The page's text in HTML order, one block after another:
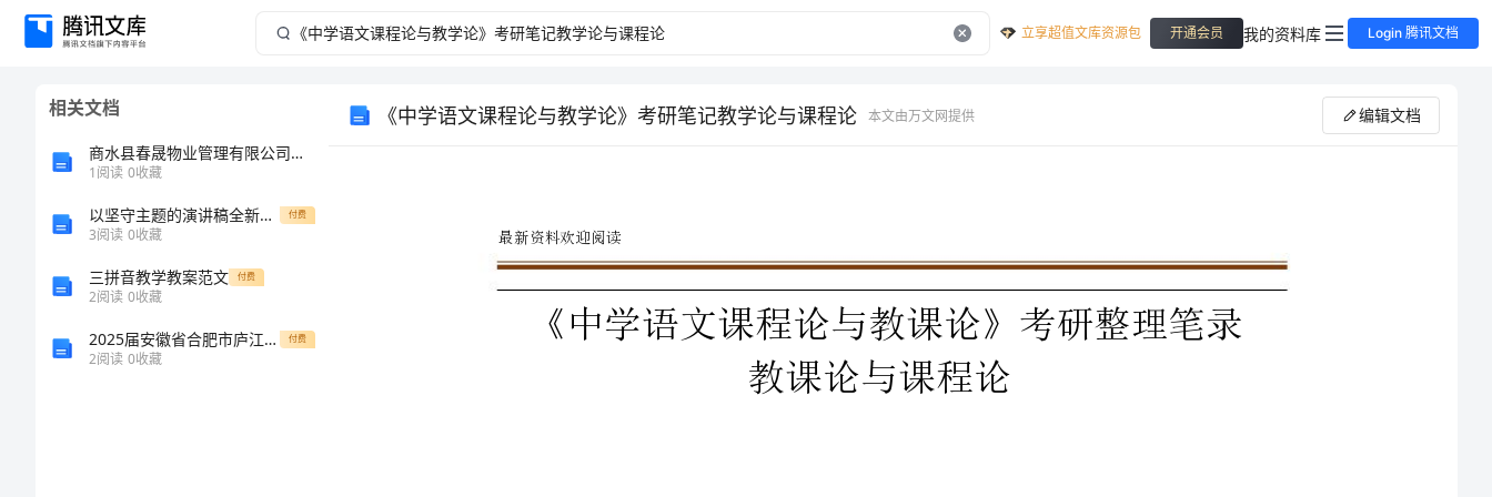
《中
立享超值文库资源包 开通会员 我的资料库 Login 腾讯文档
相关文档
商水县春晟物业管理有限公司介绍企业发展分析报告
1阅读 0收藏
以坚守主题的演讲稿全新汇总 付费
3阅读 0收藏
三拼音教学教案范文 付费
2阅读 0收藏
2025届安徽省合肥市庐江县高一生物上学期期末达标测试试题含解析 付费
2阅读 0收藏
《中学语文课程论与教学论》考研笔记教学论与课程论 本文由万文网提供 编辑文档